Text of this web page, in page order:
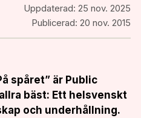
Uppdaterad: 25 nov. 2025
Publicerad: 20 nov. 2015
spåret” är Public
bäst: Ett helsvenskt
och underhållning.